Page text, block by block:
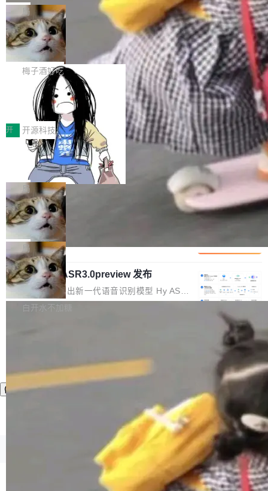
可控性和代码质量提出了更高要求。 首先是数据
安全与合规要求。对于大多数普通研发场景，公
有云模型能够满足快速试用和效率提升的需求。
但对于金融、能源、医疗等对数据安全要求较...
各业的Agent走向规模化建设，算力构成形态逐
渐丰富，用户关注的重点也在发生变化：不只是
让AI用起来，还要进一步看清混合算力时代下，
Token花在哪里、算力是否被充分利用，以及持
续增长的AI成本该如何优化。 深信服AI算力网关
正是围绕这些实际问题，从Token治理和成本治
理两个方面，让用户的每一份算力都看得清、管
得住、用得稳、省得下、更安全！ 一、从现在开
始，Token使用一目...
Bigtable 作者之一。TensorFlow 的作者之一。
Gemini 的架构师。Google 首席科学家。 Jeff D
ean 在 Google 工作了 27 年后，宣布离职。 他
不是一个人走。一同离开的还有 Sanjay Ghema
wat（Google 员工编号 23，Jeff Dean 二十多
年的编程搭档，MapReduce 和 Bigtable 的共同
作者）、Quoc Le（Google 大脑核心成员，Se
q2Seq 和 DocAI 的共同发明人）以及 Oriol Vin
yals（Gemini 联合负责人，AlphaSta...
局
🔥 SolonCode v2026.8.4 发布：界面
字体可调、22 种语言、记忆搜索增强
打开终端就能上岗的全中文编码智能体，这一轮
把「看得清、用母语、记得住」三件事一次补
齐。 SolonCode 是什么 SolonCode 是杭州无
耳科技研发的企业级终端编码智能体——一位全
中文驱动的数字员工，自主理解需求、规划步
骤、编写代码。不挑模型、不挑平台，curl 一行
装完即用。 开源地址：Gitee · GitCode · GitHu
b 安装 支持 Java 8+（8~26）、macOS / Linu
x / Windows / Harmony PC。 # macOS / Linu
x / Harmony PC curl -fsSL https://solon.noea
r.org/solon...
梅子酒好吃
让“代码语义理解”深度释放AI Coding
价值潜能：华为云码道（CodeArts）
代码仓技术解析
一、代码仓深度理解技术的作用与价值 在软件工
程实践中，代码仓是企业核心知识资产的主要载
体。企业级代码仓库通常包含数十万乃至数百万
个文件，其规模远超单次模型调用可承载的上下
文窗口。随着项目规模的持续扩张与代码历史的
不断累积，代码仓中的模块关系、接口契约、业
务逻辑等关键信息往往分散于数十乃至数百个文
件之中，形成高度复杂的知识关联网络。传统的
代码检索手段（如关键词匹配、目录遍历）仅能
在语法层面完成文本定位，难以触及代码的语义
内涵与结构关联，导致开发者使用代码智能体在
理解大规模代码仓时面临显著"代码仓理解"瓶
颈。 代码仓深度理解服务（以下简称" CodeBas
e深度理解服务"）是华为云码道（CodeA...
开 开源科技
一条“删库”命令跑 17 小时，算法工程
师删光 89TB 数据只为干私活
最高人民检察院8月4日公布了一起案件：北京一
名90后算法工程师王某，为了给自己接的私活腾
服务器空间，删光了公司AI游戏部门的全部核心
数据。 王某2024年1月入职东城区某科技公司AI
短剧部门，有互联网大厂背景。在公司内部架构
调整期间，部门三次通知全员将数据从A集群迁
移到B集群，王某都回复了"收到"。 他没有迁移
数据。2024年9月3日下午4点，他使用此前登录
的账号密码进入A集群，输入了一条被程序员圈
称为"删库跑路"的命令——最高管理员权限、无
局
Cloudflare 分享推理优化实践：KV ca
che 量化 + 权重压缩，吞吐量提升 4
1%，成本降 30%
Kimi 和 GLM 是当前最强的大模型系列之一，但
它们有一个共同的问题：太吃显存了。月之暗面
的 Kimi K 系列和智谱的 GLM 都是长上下文、M
oE 架构的大模型，好用到让人上瘾，但 GPU 显
存永远不够用。 Cloudflare 的 Workers AI 团队
一直在跑这些模型的推理。他们在官方博客上发
整性保护。效果是：吞吐量提升 41%，每 token
成本降低 30%，精度不变。 FP8 省的不仅是显
存 KV cache 是推理时最吃显...
局
腾讯混元 Hy ASR3.0preview 发布
腾讯混元正式推出新一代语音识别模型 Hy ASR
3.0preview。基于最新一代大语言模型 Hy3 的
让语音识别不再只是听清，而是真正听懂。通过
先理解你的语境和意图，再把准确的文字直接给
到你。从“逐字转写、单点优化”演进为“理解语
境、兼容场景、一键直出”。 Hy ASR 3.0 previe
w 不要求标准普通话，方言识别覆盖粤语、吴语
等 10 大方言片区和 20 余个二级小片区。在开
源评测集中，Hy ASR 3.0 preview 在多语种的
白开水不加糖
©OSCHINA(OSChina.NET) 京ICP备2025119063号